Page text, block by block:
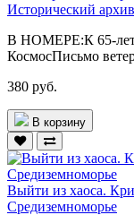
Исторический
В НОМЕРЕ:К 65-
КосмосПисьмо
380 руб.
В корзину
Выйти из хаоса.
Средиземноморье